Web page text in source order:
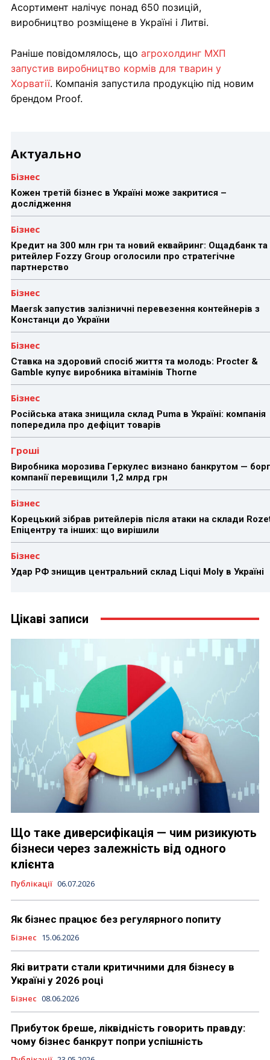
Асортимент налічує понад 650 позицій,
виробництво розміщене в Україні і Литві.
Раніше повідомлялось, що агрохолдинг МХП
запустив виробництво кормів для тварин у
Хорватії. Компанія запустила продукцію під новим
брендом Proof.
Актуально
Бізнес
Кожен третій бізнес в Україні може закритися –
дослідження
Бізнес
Кредит на 300 млн грн та новий еквайринг: Ощадбанк та
ритейлер Fozzy Group оголосили про стратегічне
партнерство
Бізнес
Maersk запустив залізничні перевезення контейнерів з
Констанци до України
Бізнес
Ставка на здоровий спосіб життя та молодь: Procter &
Gamble купує виробника вітамінів Thorne
Бізнес
Російська атака знищила склад Puma в Україні: компанія
попередила про дефіцит товарів
Гроші
Виробника морозива Геркулес визнано банкрутом —
компанії перевищили 1,2 млрд грн
Бізнес
Корецький зібрав ритейлерів після атаки на склади
Епіцентру та інших: що вирішили
Бізнес
Удар РФ знищив центральний склад Liqui Moly в Україні
Цікаві записи
Що таке диверсифікація — чим ризикують
бізнеси через залежність від одного
клієнта
Публікації 06.07.2026
Як бізнес працює без регулярного попиту
Бізнес 15.06.2026
Які витрати стали критичними для бізнесу в
Україні у 2026 році
Бізнес 08.06.2026
Прибуток бреше, ліквідність говорить правду:
чому бізнес банкрут попри успішність